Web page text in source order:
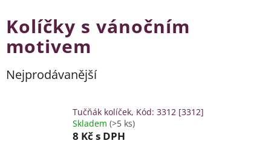
Kolíčky s vánočním
motivem
Nejprodávanější
Tučňák kolíček, Kód: 3312 [3312]
Skladem (>5 ks)
8 Kčs DPH